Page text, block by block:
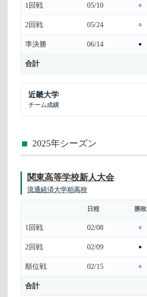
1回戦 05/10 ○
2回戦 05/24 ○
準決勝 06/14 ●
合計
近畿大学
チーム成績
2025年シーズン
関東高等学校新人大会
流通経済大学柏高校
日程 勝敗
1回戦 02/08 ○
2回戦 02/09 ●
順位戦 02/15 ○
合計